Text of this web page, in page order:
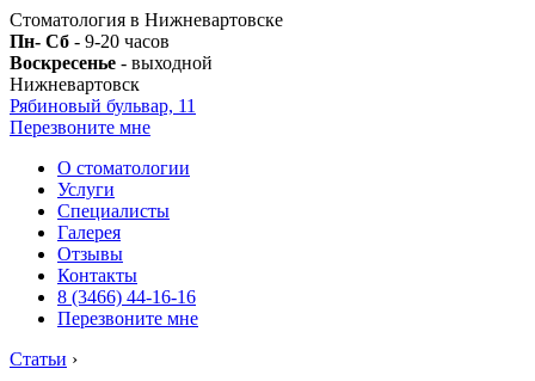
Стоматология в Нижневартовске
Пн- Сб - 9-20 часов
Воскресенье - выходной
Нижневартовск
Рябиновый бульвар, 11
Перезвоните мне
О стоматологии
Услуги
Специалисты
Галерея
Отзывы
Контакты
8 (3466) 44-16-16
Перезвоните мне
Статьи ›